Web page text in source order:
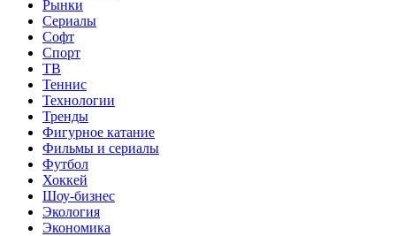
Рынки
Сериалы
Софт
Спорт
ТВ
Теннис
Технологии
Тренды
Фигурное катание
Фильмы и сериалы
Футбол
Хоккей
Шоу-бизнес
Экология
Экономика